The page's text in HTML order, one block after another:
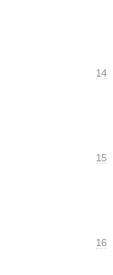
14
15
16